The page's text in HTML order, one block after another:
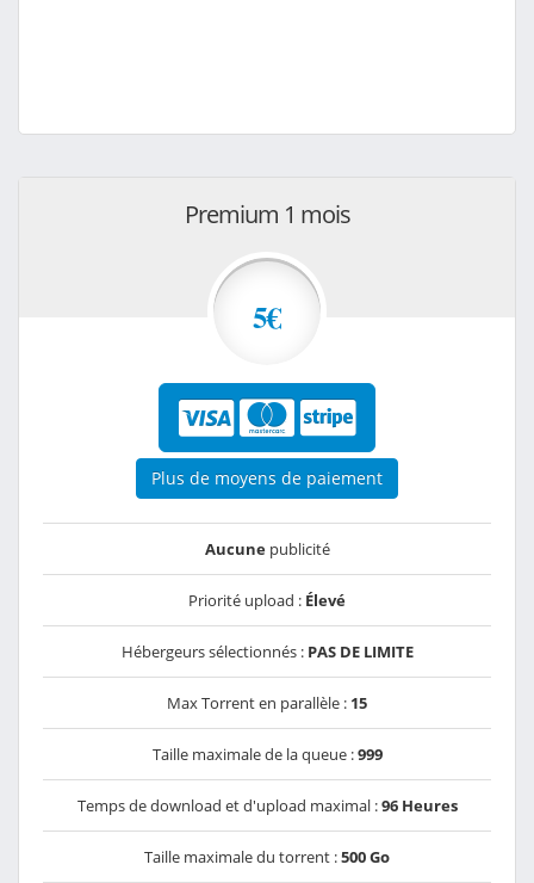
Premium 1 mois
5€
Plus de moyens de paiement
Aucunepublicité
Priorité upload : Élevé
Hébergeurs sélectionnés : PAS DE LIMITE
Max Torrent en parallèle : 15
Taille maximale de la queue :999
Temps de download et d'upload maximal :96 Heures
Taille maximale du torrent :500 Go